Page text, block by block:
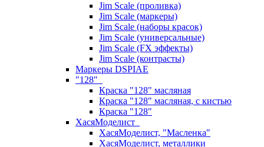
Jim Scale (проливка)
Jim Scale (маркеры)
Jim Scale (наборы красок)
Jim Scale (универсальные)
Jim Scale (FX эффекты)
Jim Scale (контрасты)
Маркеры DSPIAE
"128"
Краска "128" масляная
Краска "128" масляная, с кистью
Краска "128"
ХасяМоделист
ХасяМоделист, "Масленка"
ХасяМоделист, металлики